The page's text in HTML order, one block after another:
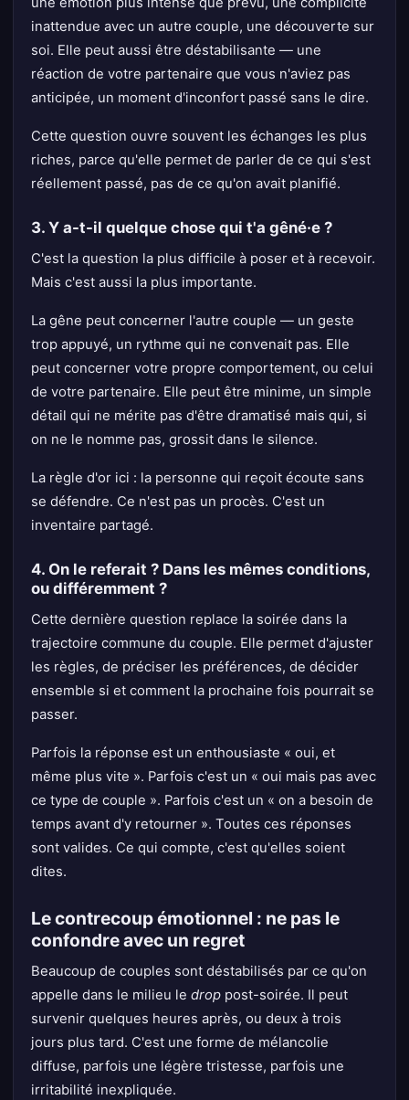
inattendue avec un autre couple, une découverte sur
soi. Elle peut aussi être déstabilisante — une
réaction de votre partenaire que vous n'aviez pas
anticipée, un moment d'inconfort passé sans le dire.
Cette question ouvre souvent les échanges les plus
riches, parce qu'elle permet de parler de ce qui s'est
réellement passé, pas de ce qu'on avait planifié.
3. Y a-t-il quelque chose qui t'a gêné·e ?
C'est la question la plus difficile à poser et à recevoir.
Mais c'est aussi la plus importante.
La gêne peut concerner l'autre couple — un geste
trop appuyé, un rythme qui ne convenait pas. Elle
peut concerner votre propre comportement, ou celui
de votre partenaire. Elle peut être minime, un simple
détail qui ne mérite pas d'être dramatisé mais qui, si
on ne le nomme pas, grossit dans le silence.
La règle d'or ici : la personne qui reçoit écoute sans
se défendre. Ce n'est pas un procès. C'est un
inventaire partagé.
4. On le referait ? Dans les mêmes conditions,
ou différemment ?
Cette dernière question replace la soirée dans la
trajectoire commune du couple. Elle permet d'ajuster
les règles, de préciser les préférences, de décider
ensemble si et comment la prochaine fois pourrait se
passer.
Parfois la réponse est un enthousiaste « oui, et
même plus vite ». Parfois c'est un « oui mais pas avec
ce type de couple ». Parfois c'est un « on a besoin de
temps avant d'y retourner ». Toutes ces réponses
sont valides. Ce qui compte, c'est qu'elles soient
dites.
Le contrecoup émotionnel : ne pas le
confondre avec un regret
Beaucoup de couples sont déstabilisés par ce qu'on
appelle dans le milieu ledrop post-soirée. Il peut
survenir quelques heures après, ou deux à trois
jours plus tard. C'est une forme de mélancolie
diffuse, parfois une légère tristesse, parfois une
irritabilité inexpliquée.